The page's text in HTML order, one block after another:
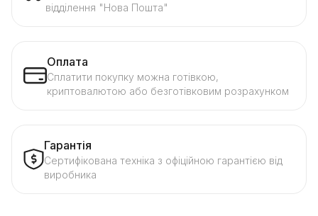
відділення "Нова Пошта"
Оплата
Сплатити покупку можна готівкою,
криптовалютою або безготівковим розрахунком
Гарантія
Сертифікована техніка з офіційною гарантією від
виробника